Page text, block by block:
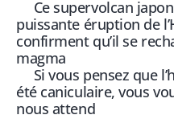
Ce supervolcan
puissante éruption de
confirment qu’il se
magma
Si vous pensez que
été caniculaire, vous
nous attend